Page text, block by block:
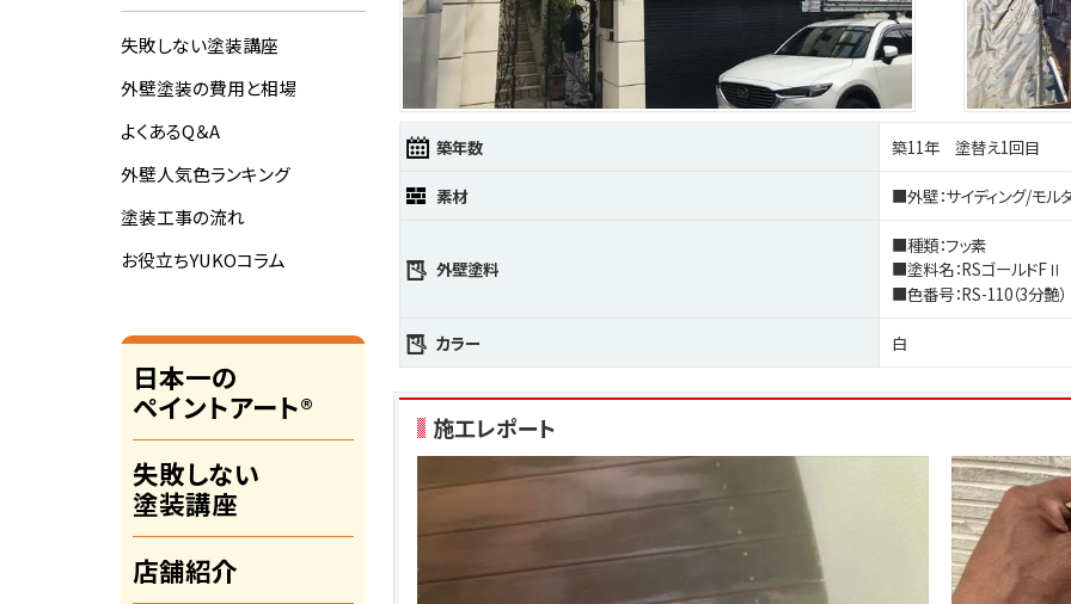
築年数 築11年 塗替え1回目
素材 ■外壁：サイディング/モル
外壁塗料
■種類：フッ素
■塗料名：RSゴールドFⅡ
■色番号：RS-110（3分艶）
カラー 白
施工レポート
失敗しない塗装講座
外壁塗装の費用と相場
よくあるQ＆A
外壁人気色ランキング
塗装工事の流れ
お役立ちYUKOコラム
日本一の
ペイントアート®
失敗しない
塗装講座
店舗紹介